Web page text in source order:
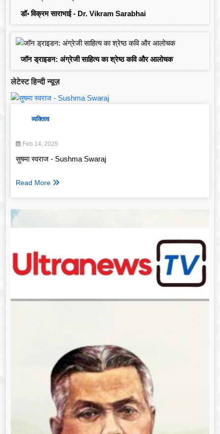
डॉ॰ विक्रम साराभाई - Dr. Vikram Sarabhai
जॉन ड्राइडन: अंग्रेजी साहित्य का श्रेष्ठ कवि और आलोचक
लेटेस्ट हिन्दी न्यूज़
व्यक्तित्व
Feb 14, 2025
सुषमा स्वराज - Sushma Swaraj
Read More